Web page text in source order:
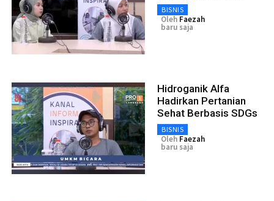
BISNIS
Oleh Faezah
baru saja
Hidroganik Alfa
Hadirkan Pertanian
Sehat Berbasis SDGs
BISNIS
Oleh Faezah
baru saja